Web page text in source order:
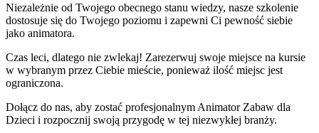
Niezależnie od Twojego obecnego stanu wiedzy, nasze szkolenie
dostosuje się do Twojego poziomu i zapewni Ci pewność siebie
jako animatora.
Czas leci, dlatego nie zwlekaj! Zarezerwuj swoje miejsce na kursie
w wybranym przez Ciebie mieście, ponieważ ilość miejsc jest
ograniczona.
Dołącz do nas, aby zostać profesjonalnym Animator Zabaw dla
Dzieci i rozpocznij swoją przygodę w tej niezwykłej branży.